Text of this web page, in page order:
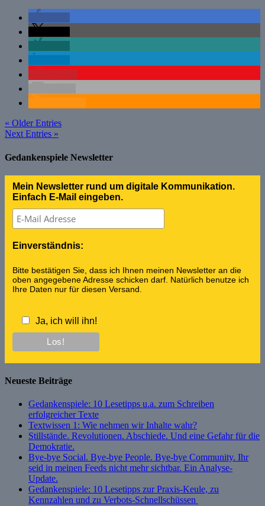
« Older Entries
Next Entries »
Gedankenspiele Newsletter
Mein Newsletter rund um digitale Kommunikation.
Einfach E-Mail eingeben.
Einverständnis:
Bitte bestätigen Sie, dass ich Ihnen meinen Newsletter an die
oben angegebene Adresse schicken darf. Natürlich benutze ich
Ihre Daten nur für diesen Versand.
Ja, ich will ihn!
Neueste Beiträge
Gedankenspiele: 10 Lesetipps u.a. zum Schreiben
erfolgreicher Texte
Textwissen 1: Wie nehmen wir Inhalte wahr?
Stillstände. Revolutionen. Abschiede. Und eine Gefahr für die
Demokratie.
Bye-bye Social. Bye-bye People. Bye-bye Community. Ihr
seid in meinen Feeds nicht mehr sichtbar. Ein Analyse-
Update.
Gedankenspiele: 10 Lesetipps zur Praxis-Keule, zu
Kennzahlen und zu Verbots-Schnellschüssen